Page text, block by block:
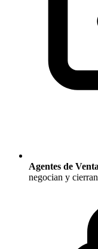
Agentes de
negocian y